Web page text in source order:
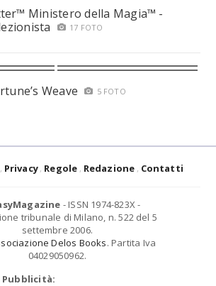
Ministero della Magia™ -
17 FOTO
Weave 5 FOTO
Privacy Regole Redazione Contatti
- ISSN 1974-823X -
tribunale di Milano, n. 522 del 5
settembre 2006.
Delos Books. Partita Iva
04029050962.
Pubblicità: